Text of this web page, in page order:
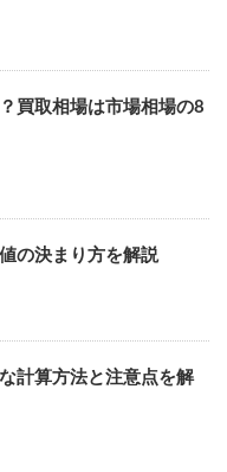
買取相場は市場相場の8
の決まり方を解説
計算方法と注意点を解